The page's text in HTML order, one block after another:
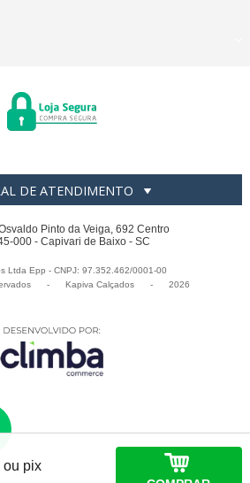
DE ATENDIMENTO
Pinto da Veiga, 692 Centro
000 - Capivari de Baixo - SC
Ltda Epp - CNPJ: 97.352.462/0001-00
- Kapiva Calçados - 2026
ou pix